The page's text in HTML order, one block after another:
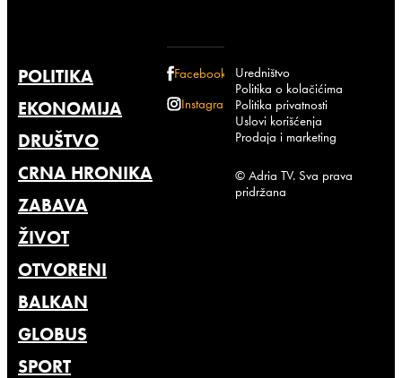
POLITIKA
EKONOMIJA
DRUŠTVO
CRNA HRONIKA
ZABAVA
ŽIVOT
OTVORENI
BALKAN
GLOBUS
SPORT
Facebook
Instagram
Uredništvo
Politika o kolačićima
Politika privatnosti
Uslovi korišćenja
Prodaja i marketing
© Adria TV. Sva prava
pridržana